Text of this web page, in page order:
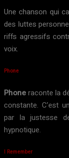
Une chanson qui
des luttes
riffs agressifs
voix.
Phone
Phoneraconte la
constante. C’est
par la justesse
hypnotique.
I Remember